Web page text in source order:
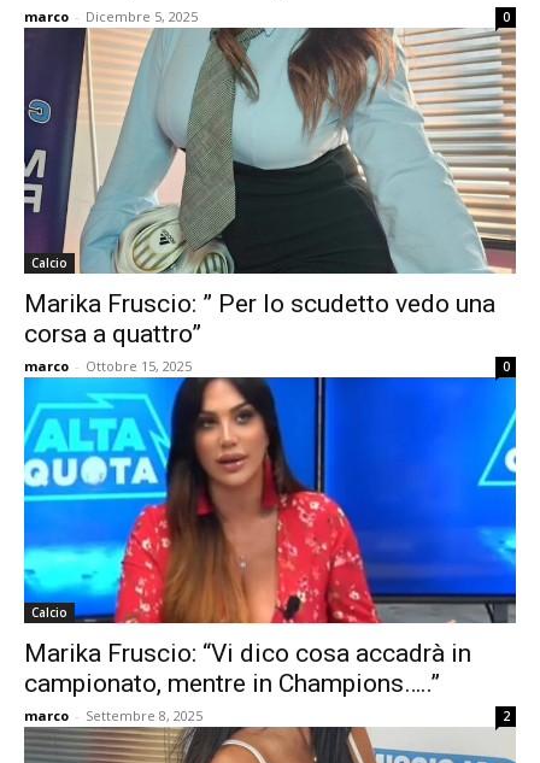
marco - Dicembre 5, 2025 0
Calcio
Marika Fruscio: ” Per lo scudetto vedo una
corsa a quattro”
marco - Ottobre 15, 2025 0
Calcio
Marika Fruscio: “Vi dico cosa accadrà in
campionato, mentre in Champions…..”
marco - Settembre 8, 2025 2